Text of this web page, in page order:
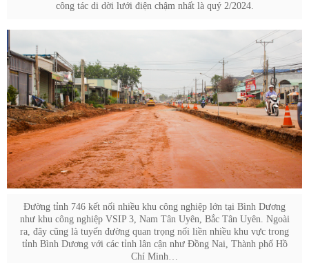
công tác di dời lưới điện chậm nhất là quý 2/2024.
Đường tỉnh 746 kết nối nhiều khu công nghiệp lớn tại Bình Dương
như khu công nghiệp VSIP 3, Nam Tân Uyên, Bắc Tân Uyên. Ngoài
ra, đây cũng là tuyến đường quan trọng nối liền nhiều khu vực trong
tỉnh Bình Dương với các tỉnh lân cận như Đồng Nai, Thành phố Hồ
Chí Minh…